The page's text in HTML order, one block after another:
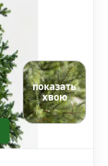
показать
хвою